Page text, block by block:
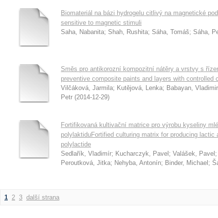
Biomateriál na bázi hydrogelu citlivý na magnetické
sensitive to magnetic stimuli
Saha, Nabanita; Shah, Rushita; Sáha, Tomáš; Sáha,
Směs pro antikorozní kompozitní nátěry a vrstvy s
preventive composite paints and layers with controlled
Vilčáková, Jarmila; Kutějová, Lenka; Babayan,
Petr (2014-12-29)
Fortifikovaná kultivační matrice pro výrobu kyseliny
polylaktiduFortified culturing matrix for producing lactic
polylactide
Sedlařík, Vladimír; Kucharczyk, Pavel ; Valášek, Pavel
Peroutková, Jitka; Nehyba, Antonín; Binder, Michael ;
1 2 3 další strana